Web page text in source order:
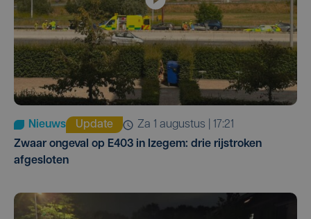
Nieuws Update
za 1 augustus | 17:21
Zwaar ongeval op E403 in Izegem: drie rijstroken
afgesloten